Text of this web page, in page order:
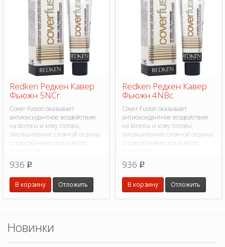
Redken Редкен Кавер
Фьюжн 5NCr
Cover Fusion оказывает
антиоксидантное воздействие
на волосы и кожу головы,
закрашивание сложной седины
с содержанием седых волос
936 p
В корзину Отложить
Redken Редкен Кавер
Фьюжн 4NBc
Cover Fusion оказывает
антиоксидантное воздействие
на волосы и кожу головы,
закрашивание сложной седины
с содержанием седых волос
936 p
В корзину Отложить
Новинки